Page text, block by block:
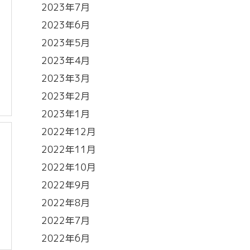
2023年7月
2023年6月
2023年5月
2023年4月
2023年3月
2023年2月
2023年1月
2022年12月
2022年11月
2022年10月
2022年9月
2022年8月
2022年7月
2022年6月